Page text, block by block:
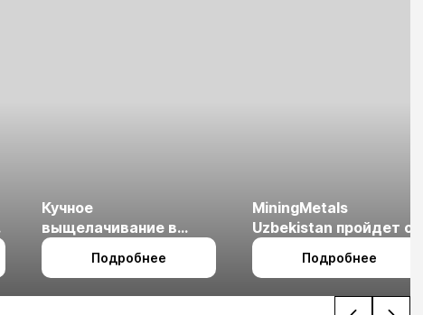
Кучное
выщелачивание в
холодном климате
Подробнее
MiningMetals
Uzbekistan пройдет с
27 по 29 октября в г.
Ташкент
Подробнее